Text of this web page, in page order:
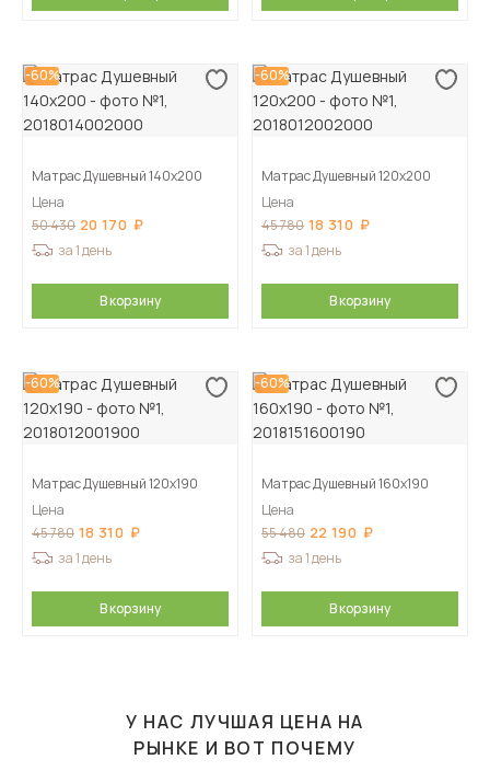
-60%
Матрас Душевный 140х200
Цена
50 430 20 170
за 1 день
В корзину
-60%
Матрас Душевный 120х200
Цена
45 780 18 310
за 1 день
В корзину
-60%
Матрас Душевный 120х190
Цена
45 780 18 310
за 1 день
В корзину
-60%
Матрас Душевный 160х190
Цена
55 480 22 190
за 1 день
В корзину
У НАС ЛУЧШАЯ ЦЕНА НА
РЫНКЕ И ВОТ ПОЧЕМУ